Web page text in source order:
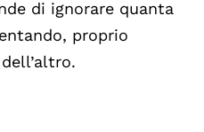
di ignorare quanta
proprio